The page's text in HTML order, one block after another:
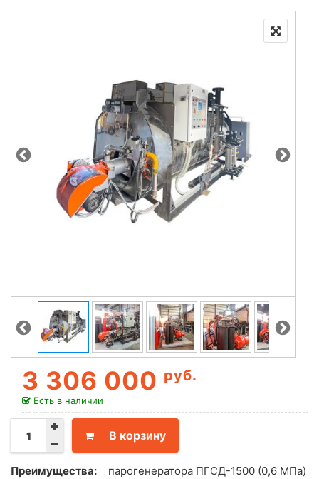
3 306 000 руб.
Есть в наличии
В корзину
Преимущества:
парогенератора ПГСД-1500 (0,6 МПа)